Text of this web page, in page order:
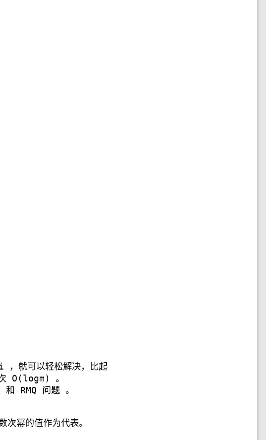
，就可以轻松解决，比起
O(logm) 。
和 RMQ 问题 。
幂的值作为代表。